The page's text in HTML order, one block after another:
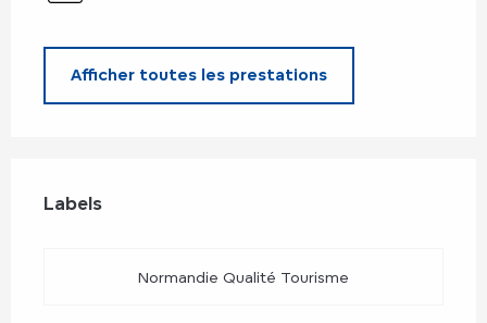
Afficher toutes les prestations
Labels
Labels
Normandie Qualité Tourisme